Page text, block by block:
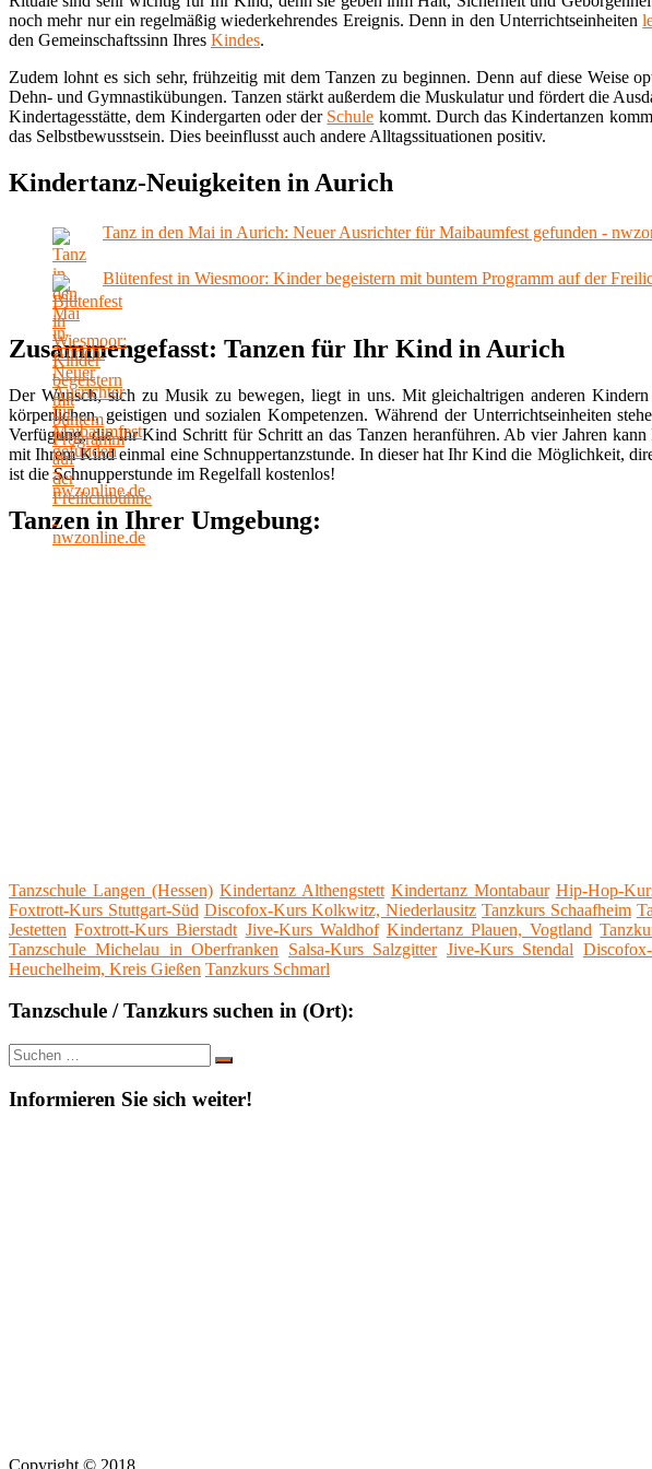
noch mehr nur ein regelmäßig wiederkehrendes Ereignis. Denn in den Unterrichtseinheiten
den Gemeinschaftssinn Ihres Kindes.
Zudem lohnt es sich sehr, frühzeitig mit dem Tanzen zu beginnen. Denn auf diese
Dehn- und Gymnastikübungen. Tanzen stärkt außerdem die Muskulatur und fördert die
Kindertagesstätte, dem Kindergarten oder der Schule kommt. Durch das Kindertanzen
das Selbstbewusstsein. Dies beeinflusst auch andere Alltagssituationen positiv.
Kindertanz-Neuigkeiten in Aurich
Tanz in den Mai in Aurich: Neuer Ausrichter für Maibaumfest gefunden -
Blütenfest in Wiesmoor: Kinder begeistern mit buntem Programm auf der
Zusammengefasst: Tanzen für Ihr Kind in Aurich
Der Wunsch, sich zu Musik zu bewegen, liegt in uns. Mit gleichaltrigen anderen
körperlichen, geistigen und sozialen Kompetenzen. Während der Unterrichtseinheiten
Verfügung, die Ihr Kind Schritt für Schritt an das Tanzen heranführen. Ab vier Jahren
mit Ihrem Kind einmal eine Schnuppertanzstunde. In dieser hat Ihr Kind die Möglichkeit,
ist die Schnupperstunde im Regelfall kostenlos!
Tanzen in Ihrer Umgebung:
Tanzschule Langen (Hessen) Kindertanz Althengstett Kindertanz Montabaur Hip-Hop-
Foxtrott-Kurs Stuttgart-Süd Discofox-Kurs Kolkwitz, Niederlausitz Tanzkurs Schaafheim
Jestetten Foxtrott-Kurs Bierstadt Jive-Kurs Waldhof Kindertanz Plauen, Vogtland
Tanzschule Michelau in Oberfranken
Salsa-Kurs Salzgitter Jive-Kurs Stendal
Heuchelheim, Kreis Gießen Tanzkurs Schmarl
Tanzschule / Tanzkurs suchen in (Ort):
Suche
nach:
Suchen
Informieren Sie sich weiter!
Copyright © 2018